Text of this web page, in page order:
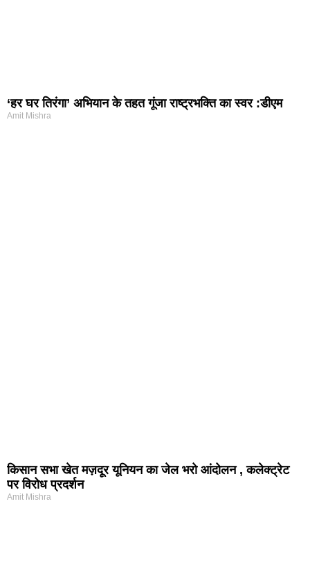
‘हर घर तिरंगा’ अभियान के तहत गूंजा राष्ट्रभक्ति का स्वर :डीएम
Amit Mishra
किसान सभा खेत मज़दूर यूनियन का जेल भरो आंदोलन , कलेक्ट्रेट
पर विरोध प्रदर्शन
Amit Mishra